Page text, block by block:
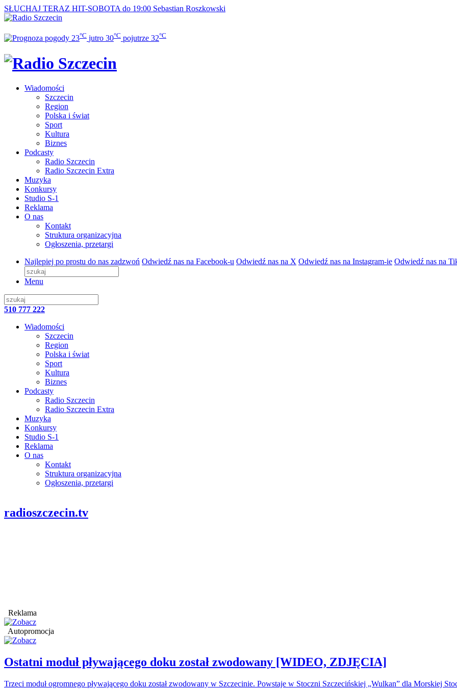
SŁUCHAJ TERAZ HIT-SOBOTA do 19:00 Sebastian Roszkowski
23°C jutro 30°C pojutrze 32°C
Wiadomości
Szczecin
Region
Polska i świat
Sport
Kultura
Biznes
Podcasty
Radio Szczecin
Radio Szczecin Extra
Muzyka
Konkursy
Studio S-1
Reklama
O nas
Kontakt
Struktura organizacyjna
Ogłoszenia, przetargi
Najlepiej po prostu do nas zadzwoń Odwiedź nas na Facebook-u Odwiedź nas na X Odwiedź nas na Instagram-ie Odwiedź nas na
Menu
510 777 222
Wiadomości
Szczecin
Region
Polska i świat
Sport
Kultura
Biznes
Podcasty
Radio Szczecin
Radio Szczecin Extra
Muzyka
Konkursy
Studio S-1
Reklama
O nas
Kontakt
Struktura organizacyjna
Ogłoszenia, przetargi
radioszczecin.tv
Reklama
Autopromocja
Ostatni moduł pływającego doku został zwodowany [WIDEO, ZDJĘCIA]
Trzeci moduł ogromnego pływającego doku został zwodowany w Szczecinie. Powstaje w Stoczni Szczecińskiej „Wulkan” dla Morskiej